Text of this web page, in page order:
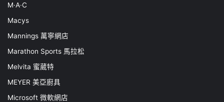
M·A·C
Macys
Mannings 萬寧網店
Marathon Sports 馬拉松
Melvita 蜜葳特
MEYER 美亞廚具
Microsoft 微軟網店